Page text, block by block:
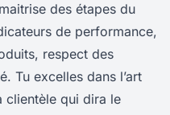
des étapes du
de performance,
respect des
Tu excelles dans l’art
clientèle qui dira le